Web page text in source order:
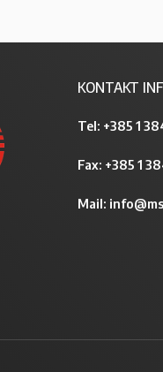
KONTAKT
Tel: +385 1
Fax: +385 1
Mail: